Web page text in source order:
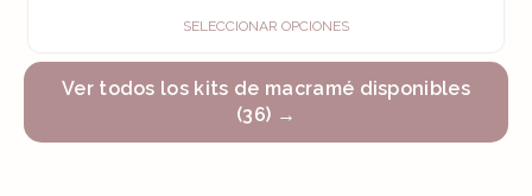
SELECCIONAR OPCIONES
Ver todos los kits de macramé disponibles
(36) →